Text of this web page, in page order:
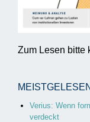
Zum Lesen bitte
Verius: Wenn
verdeckt